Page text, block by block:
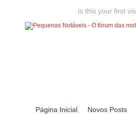
is this your first
Página Inicial Novos Posts